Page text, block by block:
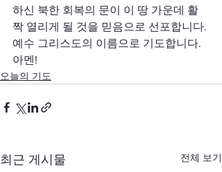
하신 북한 회복의 문이 이 땅 가운데 활
짝 열리게 될 것을 믿음으로 선포합니다.
예수 그리스도의 이름으로 기도합니다.
아멘!
오늘의 기도
최근 게시물 전체 보기